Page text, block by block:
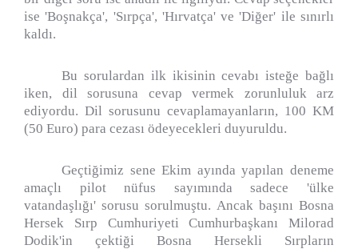
ise 'Boşnakça', 'Sırpça', 'Hırvatça' ve 'Diğer' ile sınırlı
kaldı.
Bu sorulardan ilk ikisinin cevabı isteğe bağlı
iken, dil sorusuna cevap vermek zorunluluk arz
ediyordu. Dil sorusunu cevaplamayanların, 100 KM
(50 Euro) para cezası ödeyecekleri duyuruldu.
Geçtiğimiz sene Ekim ayında yapılan deneme
amaçlı pilot nüfus sayımında sadece 'ülke
vatandaşlığı' sorusu sorulmuştu. Ancak başını Bosna
Hersek Sırp Cumhuriyeti Cumhurbaşkanı Milorad
Dodik'in çektiği Bosna Hersekli Sırpların